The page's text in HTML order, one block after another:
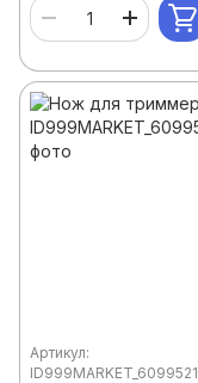
Артикул:
ID999MARKET_6099521